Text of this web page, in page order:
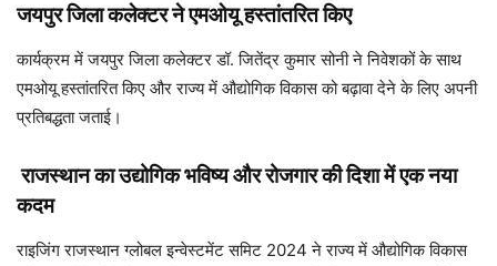
जयपुर जिला कलेक्टर ने एमओयू हस्तांतरित किए
कार्यक्रम में जयपुर जिला कलेक्टर डॉ. जितेंद्र कुमार सोनी ने निवेशकों के साथ
एमओयू हस्तांतरित किए और राज्य में औद्योगिक विकास को बढ़ावा देने के लिए अपनी
प्रतिबद्धता जताई।
राजस्थान का उद्योगिक भविष्य और रोजगार की दिशा में एक नया
कदम
राइजिंग राजस्थान ग्लोबल इन्वेस्टमेंट समिट 2024 ने राज्य में औद्योगिक विकास